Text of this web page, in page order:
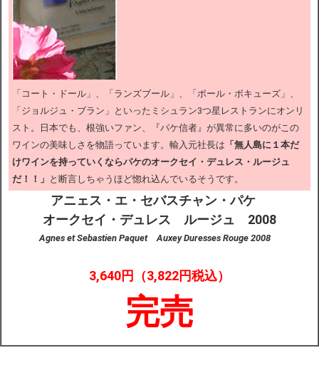
「コート・ドール」、「ランズブール」、「ポール・ボキューズ」、
「ジョルジュ・ブラン」といったミシュラン3つ星レストランにオンリ
スト。日本でも、根強いファン、『パケ信者』が異常に多いのがこの
ワインの美味しさを物語っています。輸入元社長は 「無人島に１本だ
けワインを持っていくならパケのオークセイ・デュレス・ルージュ
だ！！」 と断言しちゃうほど惚れ込んでいるそうです。
アニェス・エ・セバスチャン・パケ
オークセイ・デュレス ルージュ 2008
Agnes et Sebastien Paquet Auxey Duresses Rouge 2008
3,640円（3,822円税込）
完売